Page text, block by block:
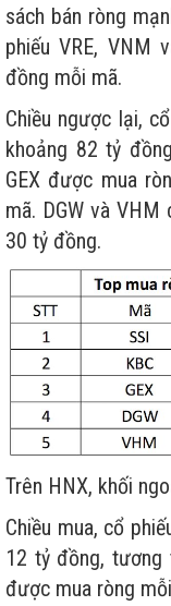
sách bán ròng
phiếu VRE, VNM
đồng mỗi mã.
Chiều ngược lại,
khoảng 82 tỷ
GEX được mua
mã. DGW và
30 tỷ đồng.
Trên HNX, khối
Chiều mua, cổ
12 tỷ đồng, tương
được mua ròng